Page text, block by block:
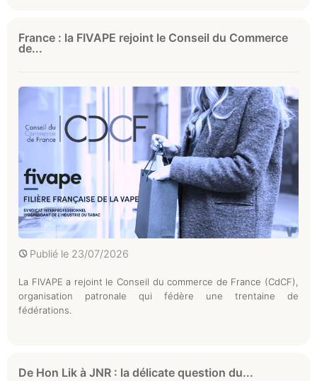
France : la FIVAPE rejoint le Conseil du Commerce
de...
Publié le 23/07/2026
La FIVAPE a rejoint le Conseil du commerce de France (CdCF),
organisation patronale qui fédère une trentaine de
fédérations.
De Hon Lik à JNR : la délicate question du...